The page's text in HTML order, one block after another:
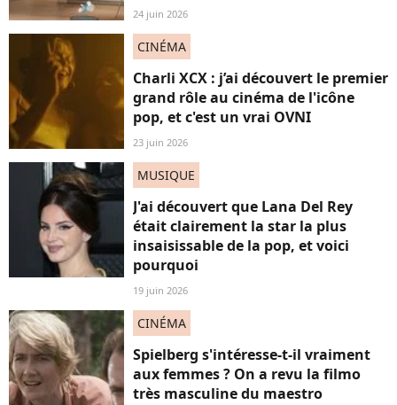
24 juin 2026
CINÉMA
Charli XCX : j’ai découvert le premier
grand rôle au cinéma de l'icône
pop, et c'est un vrai OVNI
23 juin 2026
MUSIQUE
J'ai découvert que Lana Del Rey
était clairement la star la plus
insaisissable de la pop, et voici
pourquoi
19 juin 2026
CINÉMA
Spielberg s'intéresse-t-il vraiment
aux femmes ? On a revu la filmo
très masculine du maestro